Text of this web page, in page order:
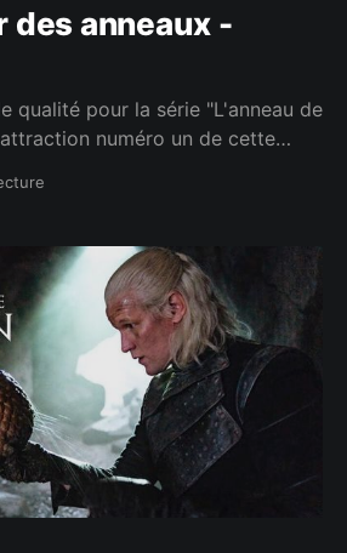
des anneaux -
qualité pour la série "L'anneau de
numéro un de cette